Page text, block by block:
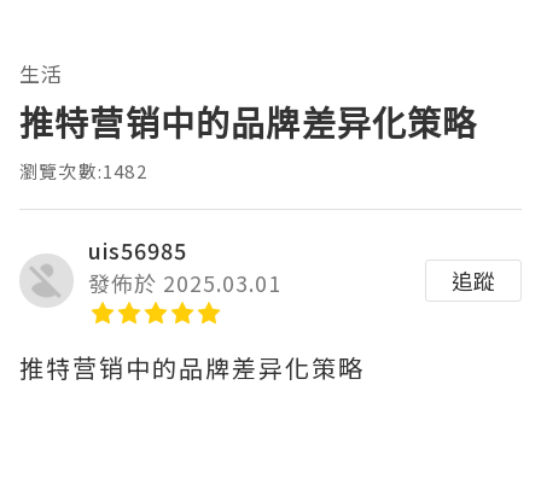
生活
推特营销中的品牌差异化策略
瀏覽次數:1482
uis56985
發佈於 2025.03.01
追蹤
推特营销中的品牌差异化策略